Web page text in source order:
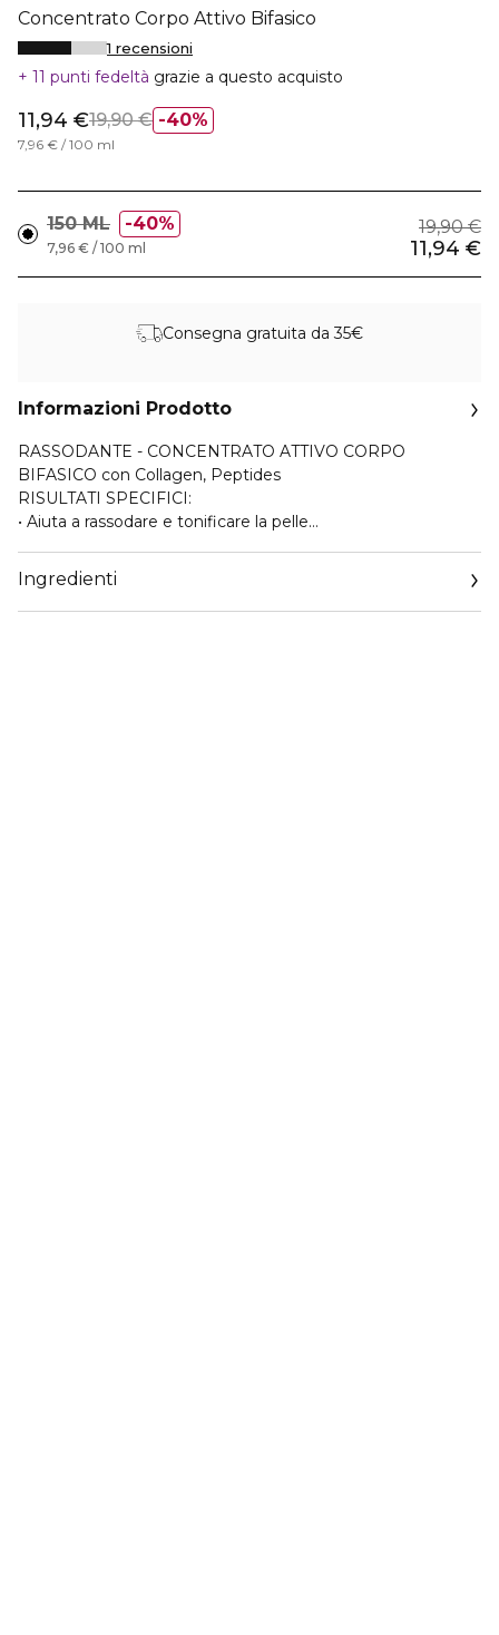
Concentrato Corpo Attivo Bifasico
1 recensioni
11 punti fedeltà grazie a questo acquisto
40%
11,94 €19,90 €
7,96 € / 100 ml
150 ML 40% 19,90 €
11,94 €
7,96 € / 100 ml
Consegna gratuita da 35€
Informazioni Prodotto
RASSODANTE - CONCENTRATO ATTIVO CORPO
BIFASICO con Collagen, Peptides
RISULTATI SPECIFICI:
• Aiuta a rassodare e tonificare la pelle
• Favorisce la compattezza cutanea
Vita sedentaria, poca attività fisica e dieta sregolata
possono influire negativamente sulla forma fisica. I
Ingredienti